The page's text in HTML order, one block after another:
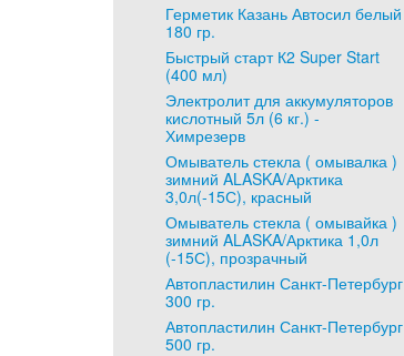
Герметик Казань Автосил белый
180 гр.
Быстрый старт К2 Super Start
(400 мл)
Электролит для аккумуляторов
кислотный 5л (6 кг.) -
Химрезерв
Омыватель стекла ( омывалка )
зимний ALASKA/Арктика
3,0л(-15С), красный
Омыватель стекла ( омывайка )
зимний ALASKA/Арктика 1,0л
(-15С), прозрачный
Автопластилин Санкт-Петербург
300 гр.
Автопластилин Санкт-Петербург
500 гр.